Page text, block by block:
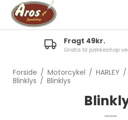
Fragt 49kr.
Gratis til pakkeshop
Forside / Motorcykel / HARLEY /
Blinklys / Blinklys